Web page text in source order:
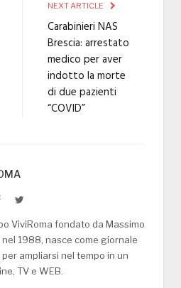
NEXT ARTICLE
Carabinieri NAS
Brescia: arrestato
medico per aver
indotto la morte
di due pazienti
“COVID”
FacebookTwitter
ViviRoma fondato da Massimo
nel 1988, nasce come giornale
ampliarsi nel tempo in un
TV e WEB.